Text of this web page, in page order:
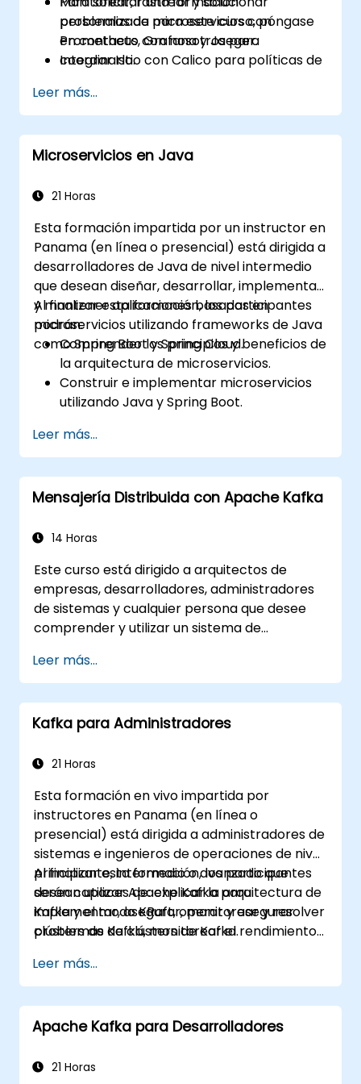
problemas de microservicios con
Prometheus, Grafana y Jaeger.
Integrar Istio con Calico para políticas de
personalizada para este curso, póngase
en contacto con nosotros para
coordinarlo.
Leer más...
Microservicios en Java
21 Horas
Esta formación impartida por un instructor en
Panama (en línea o presencial) está dirigida a
desarrolladores de Java de nivel intermedio
que desean diseñar, desarrollar, implementar
y mantener aplicaciones basadas en
microservicios utilizando frameworks de Java
como Spring Boot y Spring Cloud.
Al finalizar esta formación, los participantes
podrán:
Comprender los principios y beneficios de
la arquitectura de microservicios.
Construir e implementar microservicios
utilizando Java y Spring Boot.
servicios, la gestión de configuración y las
puertas de enlace de API (API Gateways).
Asegurar, monitorear y escalar
microservicios de manera eficaz.
Docker y Kubernetes.
Leer más...
Mensajería Distribuida con Apache Kafka
14 Horas
Este curso está dirigido a arquitectos de
empresas, desarrolladores, administradores
de sistemas y cualquier persona que desee
comprender y utilizar un sistema de
tiene requisitos más específicos (por ejemplo,
solo el lado de administración de sistemas),
este curso se puede adaptar para ajustarse
mejor a sus necesidades.
Leer más...
Kafka para Administradores
21 Horas
Esta formación en vivo impartida por
instructores en Panama (en línea o
presencial) está dirigida a administradores de
sistemas e ingenieros de operaciones de nivel
principiante, intermedio o avanzado que
desean utilizar Apache Kafka para
implementar, asegurar, monitorear y resolver
problemas de clústers de Kafka.
Al finalizar esta formación, los participantes
serán capaces de: explicar la arquitectura de
Kafka y el modo KRaft, operar y asegurar
clústers de Kafka, monitorear el rendimiento
en producción.
Leer más...
Apache Kafka para Desarrolladores
21 Horas